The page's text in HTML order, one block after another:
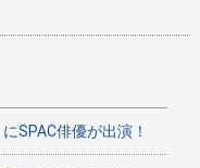
SPAC俳優が出演！